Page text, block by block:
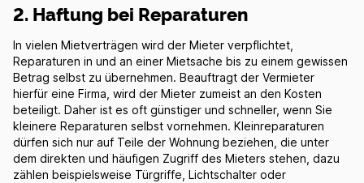
2. Haftung bei Reparaturen
In vielen Mietverträgen wird der Mieter verpflichtet,
Reparaturen in und an einer Mietsache bis zu einem gewissen
Betrag selbst zu übernehmen. Beauftragt der Vermieter
hierfür eine Firma, wird der Mieter zumeist an den Kosten
beteiligt. Daher ist es oft günstiger und schneller, wenn Sie
kleinere Reparaturen selbst vornehmen. Kleinreparaturen
dürfen sich nur auf Teile der Wohnung beziehen, die unter
dem direkten und häufigen Zugriff des Mieters stehen, dazu
zählen beispielsweise Türgriffe, Lichtschalter oder